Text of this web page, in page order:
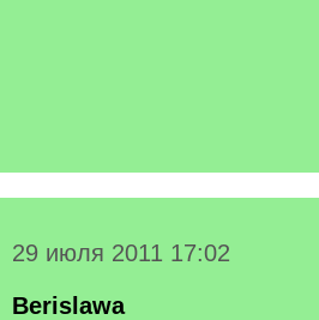
29 июля 2011 17:02
Berislawa